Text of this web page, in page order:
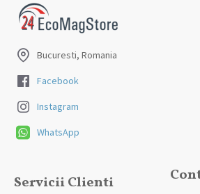
Produsele sunt livrate la adresa specificata
livrare in momentul plasarii comenzii.
Bucuresti, Romania
Facebook
Instagram
WhatsApp
Servicii Clienti